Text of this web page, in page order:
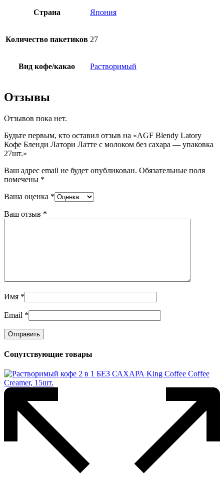
Страна Япония
Количество пакетиков 27
Вид кофе/какао Растворимый
Отзывы
Отзывов пока нет.
Будьте первым, кто оставил отзыв на «AGF Blendy Latory
Кофе Бленди Латори Латте с молоком без сахара — упаковка
27шт.»
Ваш адрес email не будет опубликован. Обязательные поля
помечены *
Ваша оценка *
Ваш отзыв *
Имя *
Email *
Сопутствующие товары